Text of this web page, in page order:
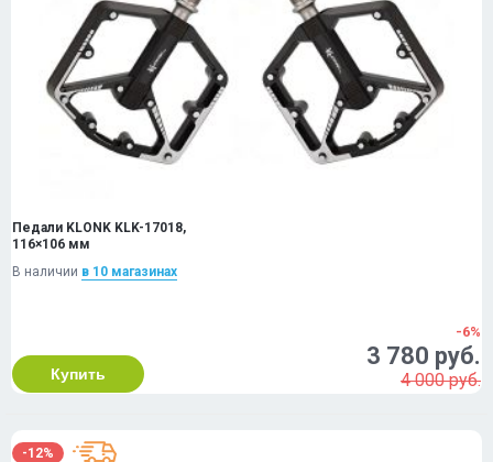
Педали KLONK KLK-17018,
116×106 мм
В наличии в 10 магазинах
Купить
-6%
3 780 руб.
4 000 руб.
-12%